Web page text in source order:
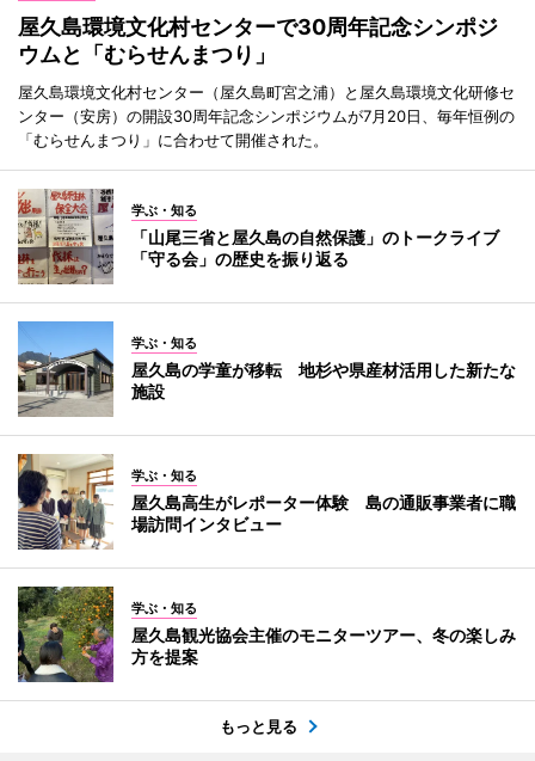
屋久島環境文化村センターで30周年記念シンポジ
ウムと「むらせんまつり」
屋久島環境文化村センター（屋久島町宮之浦）と屋久島環境文化研修セ
ンター（安房）の開設30周年記念シンポジウムが7月20日、毎年恒例の
「むらせんまつり」に合わせて開催された。
学ぶ・知る
「山尾三省と屋久島の自然保護」のトークライブ
「守る会」の歴史を振り返る
学ぶ・知る
屋久島の学童が移転 地杉や県産材活用した新たな
施設
学ぶ・知る
屋久島高生がレポーター体験 島の通販事業者に職
場訪問インタビュー
学ぶ・知る
屋久島観光協会主催のモニターツアー、冬の楽しみ
方を提案
もっと見る